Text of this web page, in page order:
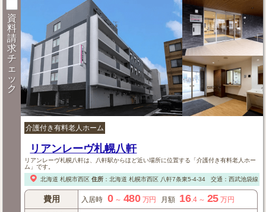
資
料
請
求
チ
ェ
ッ
ク
介護付き有料老人ホーム
リアンレーヴ札幌八軒
リアンレーヴ札幌八軒は、八軒駅からほど近い場所に位置する「介護付き有料老人ホー
ム」です。
北海道 札幌市西区 住所： 北海道 札幌市西区八軒7条東5-4-34 交通：西武池袋線
費用 入居時 0～ 480 万円 月額 16.4～ 25 万円